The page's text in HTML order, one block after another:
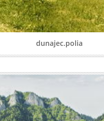
dunajec.polia